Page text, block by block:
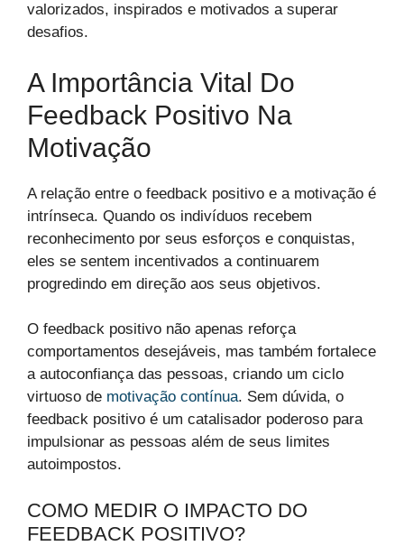
valorizados, inspirados e motivados a superar
desafios.
A Importância Vital Do
Feedback Positivo Na
Motivação
A relação entre o feedback positivo e a motivação é
intrínseca. Quando os indivíduos recebem
reconhecimento por seus esforços e conquistas,
eles se sentem incentivados a continuarem
progredindo em direção aos seus objetivos.
O feedback positivo não apenas reforça
comportamentos desejáveis, mas também fortalece
a autoconfiança das pessoas, criando um ciclo
virtuoso de motivação contínua. Sem dúvida, o
feedback positivo é um catalisador poderoso para
impulsionar as pessoas além de seus limites
autoimpostos.
COMO MEDIR O IMPACTO DO
FEEDBACK POSITIVO?